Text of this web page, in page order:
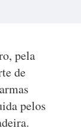
pela
de
pelos